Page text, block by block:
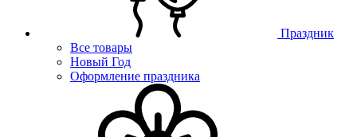
Праздник
Все товары
Новый Год
Оформление праздника